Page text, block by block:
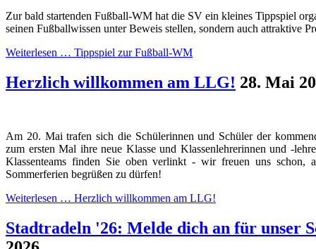
Zur bald startenden Fußball-WM hat die SV ein kleines Tippspiel
seinen Fußballwissen unter Beweis stellen, sondern auch attraktive
Weiterlesen … Tippspiel zur Fußball-WM
Herzlich willkommen am LLG! 28. Mai
Am 20. Mai trafen sich die Schülerinnen und Schüler der
zum ersten Mal ihre neue Klasse und Klassenlehrerinnen und -
Klassenteams finden Sie oben verlinkt - wir freuen uns schon,
Sommerferien begrüßen zu dürfen!
Weiterlesen … Herzlich willkommen am LLG!
Stadtradeln '26: Melde dich an für unser